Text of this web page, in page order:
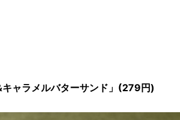
キャラメルバターサンド」(279円)